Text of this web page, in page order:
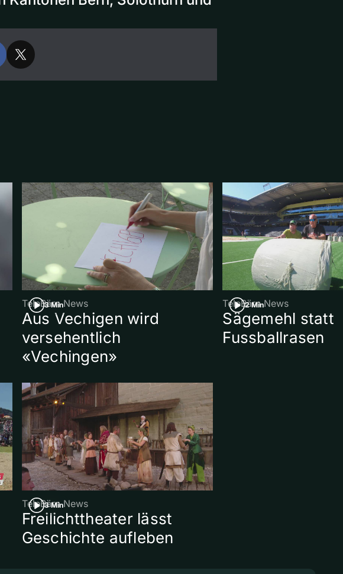
3 Min
TeleBärn News
Aus Vechigen wird
versehentlich
«Vechingen»
2 Min
TeleBärn News
Sägemehl statt
Fussballrasen
3 Min
TeleBärn News
Freilichttheater lässt
Geschichte aufleben